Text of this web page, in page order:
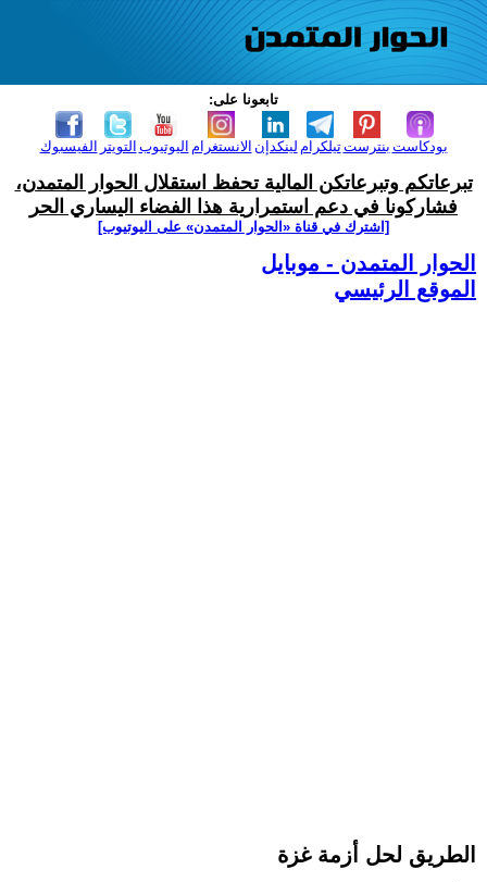
تابعونا على:
الفيسبوك التويتر اليوتيوب الانستغرام لينكدإن تيلكرامبنترست بودكاست
تبرعاتكم وتبرعاتكن المالية تحفظ استقلال الحوار المتمدن،
فشاركونا في دعم استمرارية هذا الفضاء اليساري الحر
[اشترك في قناة ‫«الحوار المتمدن» على اليوتيوب]
الحوار المتمدن - موبايل
الموقع الرئيسي
الطريق لحل أزمة غزة